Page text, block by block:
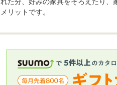
メリットです。